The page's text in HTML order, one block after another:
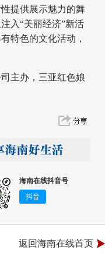
提供展示魅力的舞
入“美丽经济”新活
特色的文化活动，
主办，三亚红色娘
海南在线抖音号
抖音
返回海南在线首页